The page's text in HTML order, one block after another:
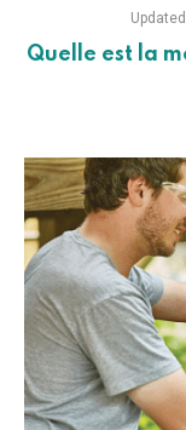
Quelle est la